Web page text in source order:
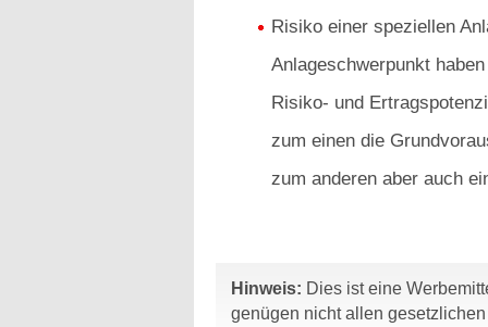
Risiko einer speziellen
Anlageschwerpunkt
Risiko- und
zum einen die
zum anderen aber auch
Hinweis: Dies ist eine
genügen nicht allen